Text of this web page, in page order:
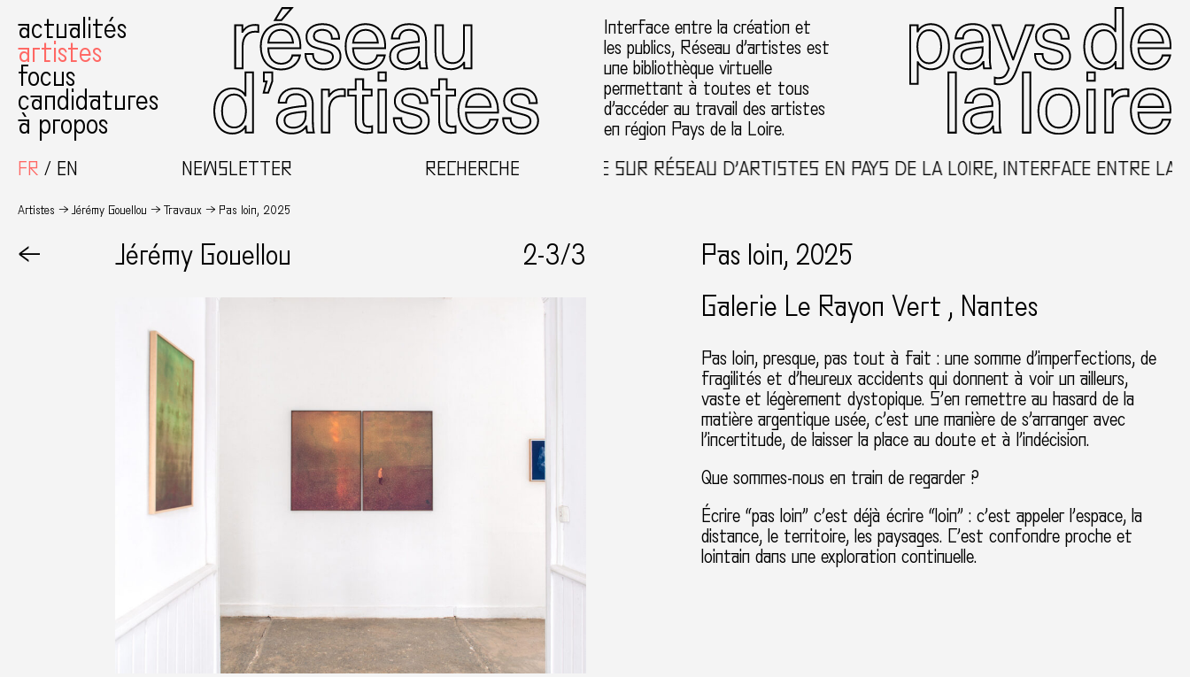
actualités
artistes
focus
candidatures
à propos
Interface entre la création et
les publics, Réseau d’artistes est
une bibliothèque virtuelle
permettant à toutes et tous
d’accéder au travail des artistes
en région Pays de la Loire.
FR
EN NEWSLETTER RECHERCHEBIENVENUE SUR RÉSEAU D’ARTISTES EN PAYS DE LA LOIRE, INTERFACE ENTRE LA
Artistes Jérémy Gouellou Travaux Pas loin, 2025
← Jérémy Gouellou 2-3/3
Pas loin, 2025
Galerie Le Rayon Vert
Nantes
Pas loin, presque, pas tout à fait : une somme d’imperfections, de
fragilités et d’heureux accidents qui donnent à voir un ailleurs,
vaste et légèrement dystopique. S’en remettre au hasard de la
matière argentique usée, c’est une manière de s’arranger avec
l’incertitude, de laisser la place au doute et à l’indécision.
Que sommes-nous en train de regarder ?
Écrire “pas loin” c’est déjà écrire “loin” : c’est appeler l’espace, la
distance, le territoire, les paysages. C’est confondre proche et
lointain dans une exploration continuelle.